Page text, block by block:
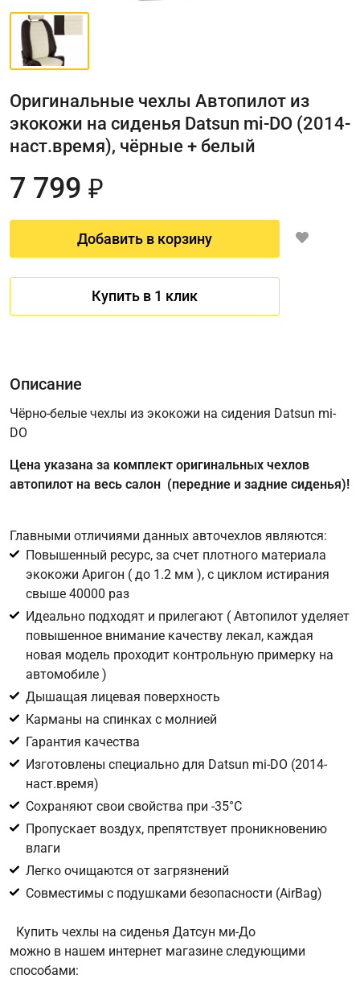
Оригинальные чехлы Автопилот из
экокожи на сиденья Datsun mi-DO (2014-
наст.время), чёрные + белый
7 799 ₽
Добавить в корзину
Купить в 1 клик
Имя
Соглашение об обработке персональных данных
Для подтверждения своего согласия на обработку ваших
персональных данных в целях исполнения запроса введите
в поле ниже цифру
Цифра с картинки
Описание
Чёрно-белые чехлы из экокожи на сидения Datsun mi-
DO
Цена указана за комплект оригинальных чехлов
автопилот на весь салон (передние и задние сиденья)!
Главными отличиями данных авточехлов являются:
Повышенный ресурс, за счет плотного материала
экокожи Аригон ( до 1.2 мм ), с циклом истирания
свыше 40000 раз
Идеально подходят и прилегают ( Автопилот уделяет
повышенное внимание качеству лекал, каждая
новая модель проходит контрольную примерку на
автомобиле )
Дышащая лицевая поверхность
Карманы на спинках с молнией
Гарантия качества
Изготовлены специально для Datsun mi-DO (2014-
наст.время)
Сохраняют свои свойства при -35°С
Пропускает воздух, препятствует проникновению
влаги
Легко очищаются от загрязнений
Совместимы с подушками безопасности (AirBag)
Купить чехлы на сиденья Датсун ми-До
можно в нашем интернет магазине следующими
способами: